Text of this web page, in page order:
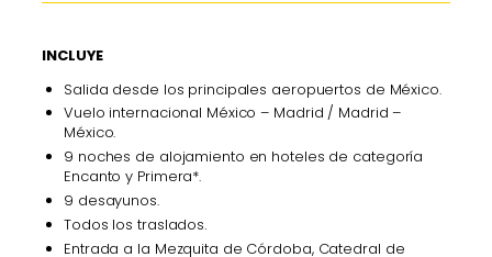
INCLUYE
Salida desde los principales aeropuertos de México.
Vuelo internacional México – Madrid / Madrid –
México.
9 noches de alojamiento en hoteles de categoría
Encanto y Primera*.
9 desayunos.
Todos los traslados.
Entrada a la Mezquita de Córdoba, Catedral de